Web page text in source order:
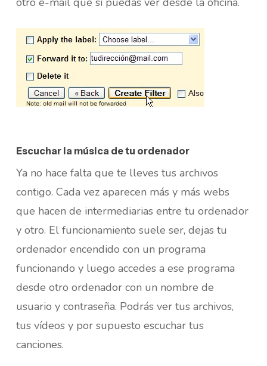
Escuchar la música de tu ordenador
Ya no hace falta que te lleves tus archivos
contigo. Cada vez aparecen más y más webs
que hacen de intermediarias entre tu ordenador
y otro. El funcionamiento suele ser, dejas tu
ordenador encendido con un programa
funcionando y luego accedes a ese programa
desde otro ordenador con un nombre de
usuario y contraseña. Podrás ver tus archivos,
tus vídeos y por supuesto escuchar tus
canciones.